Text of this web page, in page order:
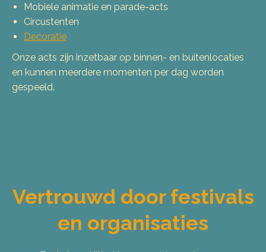
Mobiele animatie en parade-acts
Circustenten
Decoratie
Onze acts zijn inzetbaar op binnen- en buitenlocaties
en kunnen meerdere momenten per dag worden
gespeeld.
Vertrouwd door festivals
en organisaties